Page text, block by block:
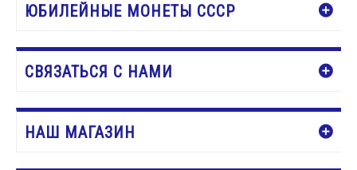
ЮБИЛЕЙНЫЕ МОНЕТЫ СССР
СВЯЗАТЬСЯ С НАМИ
НАШ МАГАЗИН